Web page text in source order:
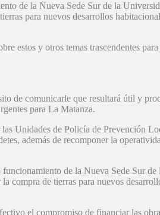
de la Nueva Sede Sur de la
para nuevos desarrollos
estos y otros temas trascendentes
de comunicarle que resultará útil y
para La Matanza.
Unidades de Policía de Prevención
además de recomponer la
de la Nueva Sede Sur
de tierras para nuevos
el compromiso de financiar las